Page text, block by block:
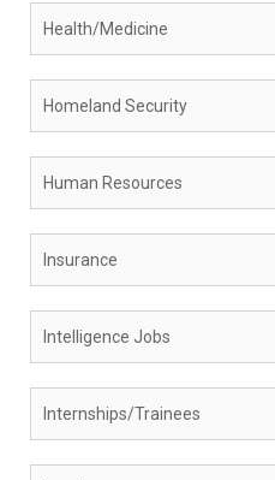
Health/Medicine
Homeland Security
Human Resources
Insurance
Intelligence Jobs
Internships/Trainees